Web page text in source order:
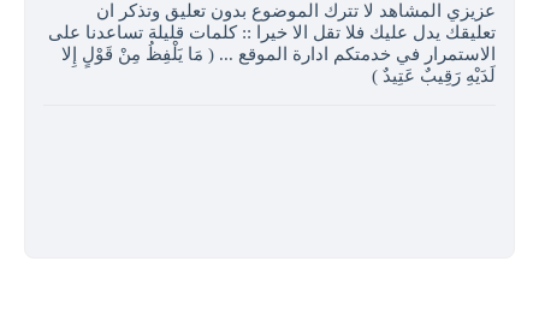
عزيزي المشاهد لا تترك الموضوع بدون تعليق وتذكر ان
تعليقك يدل عليك فلا تقل الا خيرا :: كلمات قليلة تساعدنا على
الاستمرار في خدمتكم ادارة الموقع ... ( مَا يَلْفِظُ مِنْ قَوْلٍ إِلا
لَدَيْهِ رَقِيبٌ عَتِيدٌ )